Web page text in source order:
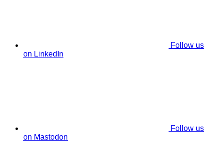
Follow us
on LinkedIn
Follow us
on Mastodon